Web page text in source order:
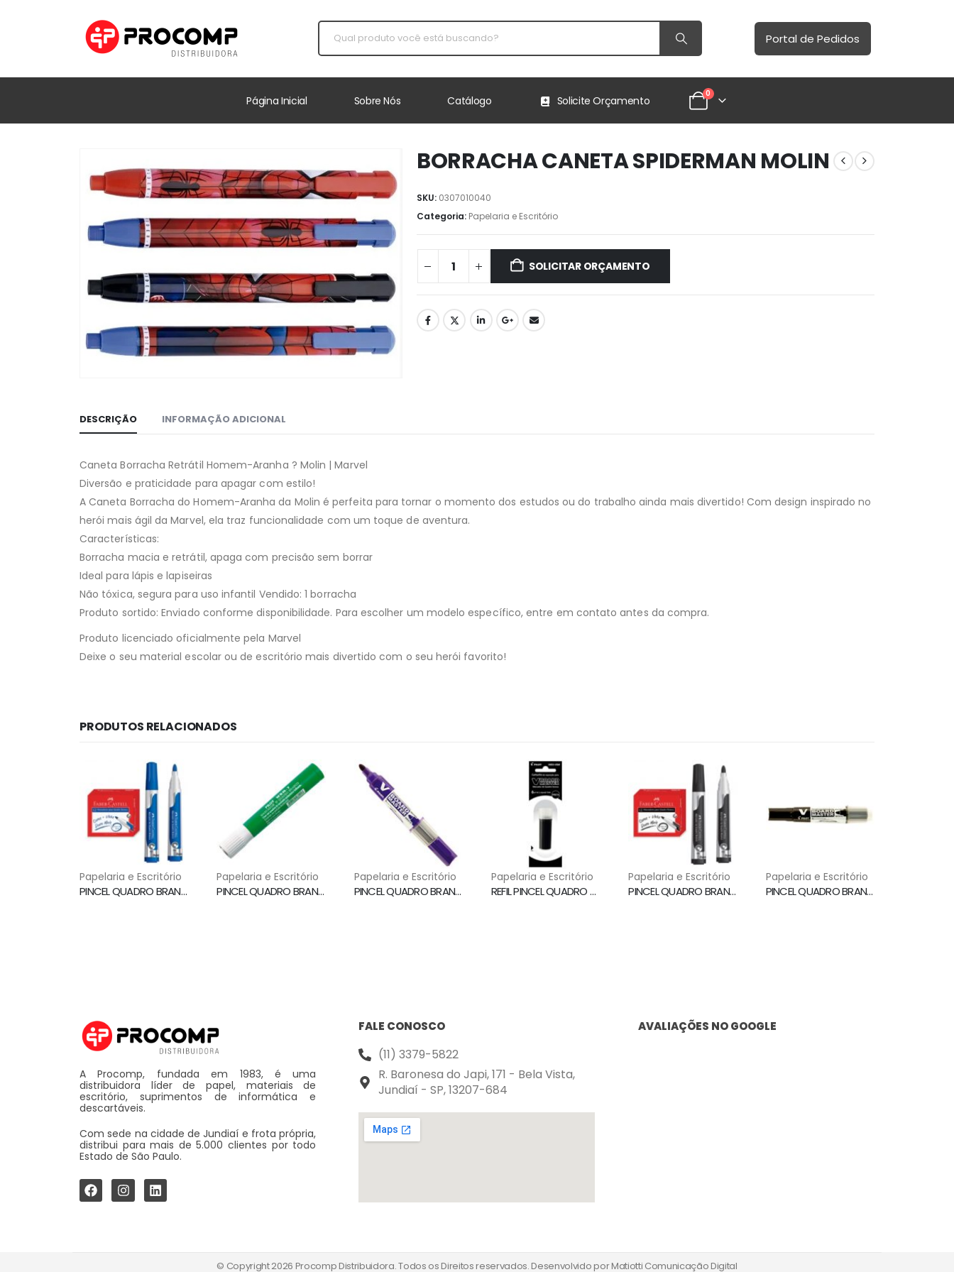
Portal de Pedidos
Página Inicial Sobre Nós Catálogo Solicite Orçamento
0
BORRACHA CANETA SPIDERMAN MOLIN
SKU: 0307010040
Categoria: Papelaria e Escritório
SOLICITAR ORÇAMENTO
DESCRIÇÃO INFORMAÇÃO ADICIONAL
Caneta Borracha Retrátil Homem-Aranha ? Molin | Marvel
Diversão e praticidade para apagar com estilo!
A Caneta Borracha do Homem-Aranha da Molin é perfeita para tornar o momento dos estudos ou do trabalho ainda mais divertido! Com design inspirado no
herói mais ágil da Marvel, ela traz funcionalidade com um toque de aventura.
Características:
Borracha macia e retrátil, apaga com precisão sem borrar
Ideal para lápis e lapiseiras
Não tóxica, segura para uso infantil Vendido: 1 borracha
Produto sortido: Enviado conforme disponibilidade. Para escolher um modelo específico, entre em contato antes da compra.
Produto licenciado oficialmente pela Marvel
Deixe o seu material escolar ou de escritório mais divertido com o seu herói favorito!
PRODUTOS RELACIONADOS
Papelaria e Escritório
PINCEL QUADRO BRANCO PONTA 3.5MM AZUL MQB/AZ FABER CASTELL
Papelaria e Escritório
PINCEL QUADRO BRANCO WBM7 VERDE PILOT
Papelaria e Escritório
PINCEL QUADRO BRANCO WBMA RECARREGAVEL VIOLETA PILOT
Papelaria e Escritório
REFIL PINCEL QUADRO BRANCO PRETO WBS-VBM PILOT
Papelaria e Escritório
PINCEL QUADRO BRANCO PONTA 3.5MM PRETO MQB/PR FABER CASTELL
Papelaria e Escritório
PINCEL QUADRO BRANCO WBMA RECARREGAVEL PRETO PILOT
A Procomp, fundada em 1983, é uma
distribuidora líder de papel, materiais de
escritório, suprimentos de informática e
descartáveis.
Com sede na cidade de Jundiaí e frota própria,
distribui para mais de 5.000 clientes por todo
Estado de São Paulo.
FALE CONOSCO
(11) 3379-5822
R. Baronesa do Japi, 171 - Bela Vista,
Jundiaí - SP, 13207-684
AVALIAÇÕES NO GOOGLE
© Copyright 2026 Procomp Distribuidora. Todos os Direitos reservados. Desenvolvido porMatiotti Comunicação Digital